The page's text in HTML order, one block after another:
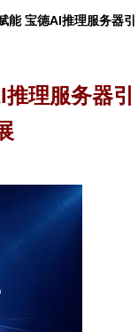
能 宝德AI推理服务器引
理服务器引